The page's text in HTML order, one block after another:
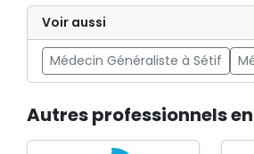
Voir aussi
Médecin Généraliste à Sétif
Autres professionnels